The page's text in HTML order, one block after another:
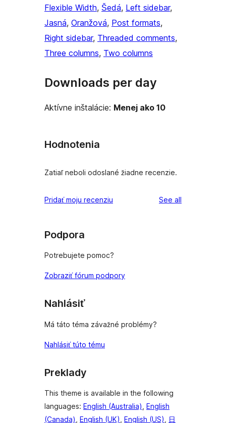
Flexible Width, Šedá, Left sidebar
Jasná, Oranžová, Post formats
Right sidebar, Threaded comments
Three columns, Two columns
Downloads per day
Aktívne inštalácie: Menej ako 10
Hodnotenia
Zatiaľ neboli odoslané žiadne recenzie.
Pridať moju recenziu See all
Podpora
Potrebujete pomoc?
Zobraziť fórum podpory
Nahlásiť
Má táto téma závažné problémy?
Nahlásiť túto tému
Preklady
This theme is available in the following
languages: English (Australia), English
(Canada), English (UK), English (US), 日